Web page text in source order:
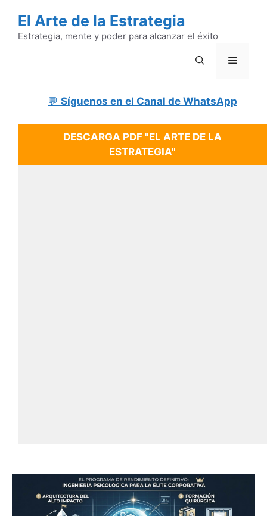
contenido
El Arte de la Estrategia
Estrategia, mente y poder para alcanzar el éxito
Menú
💬 Síguenos en el Canal de WhatsApp
DESCARGA PDF "EL ARTE DE LA
ESTRATEGIA"